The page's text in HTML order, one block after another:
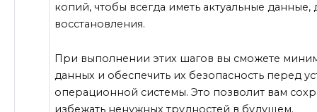
копий, чтобы всегда иметь актуальные данные,
восстановления.
При выполнении этих шагов вы сможете
данных и обеспечить их безопасность перед
операционной системы. Это позволит вам
избежать ненужных трудностей в будущем.